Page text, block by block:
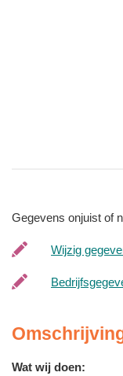
Gegevens onjuist of
Wijzig
Wat wij doen: